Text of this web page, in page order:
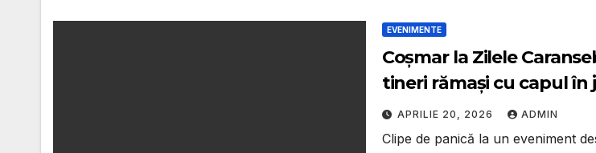
EVENIMENTE
Coșmar la Zilele
tineri rămași cu capul în
carusel defect/ Poliția a
dosar penal
APRILIE 20, 2026 ADMIN
Clipe de panică la un eveniment